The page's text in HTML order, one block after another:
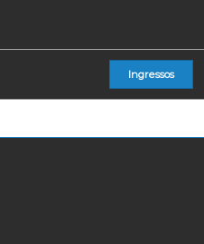
Ingressos